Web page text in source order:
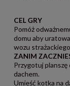
CEL GRY
Pomóż
domu aby
wozu
ZANIM
Przygotuj
dachem.
Umieść kotka na